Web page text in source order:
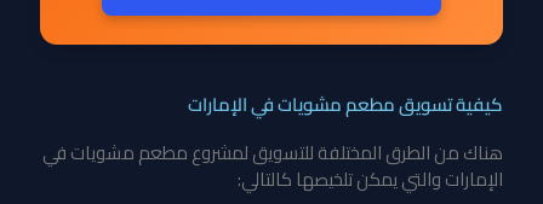
كيفية تسويق مطعم مشويات في الإمارات
هناك من الطرق المختلفة للتسويق لمشروع مطعم مشويات في
الإمارات والتي يمكن تلخيصها كالتالي: